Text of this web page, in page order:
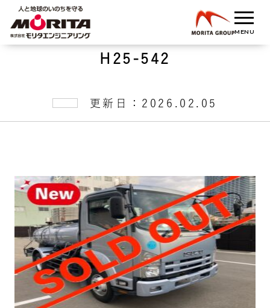
H25-542
更新日：2026.02.05